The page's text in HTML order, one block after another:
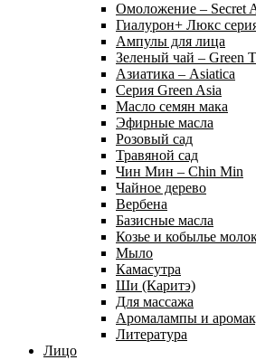
Омоложение – Secret
Гиалурон+ Люкс
Ампулы для лица
Зеленый чай – Green
Азиатика – Asiatica
Серия Green Asia
Масло семян мака
Эфирные масла
Розовый сад
Травяной сад
Чин Мин – Chin Min
Чайное дерево
Вербена
Базисные масла
Козье и кобылье
Мыло
Камасутра
Ши (Каритэ)
Для массажа
Аромалампы и
Литература
Лицо